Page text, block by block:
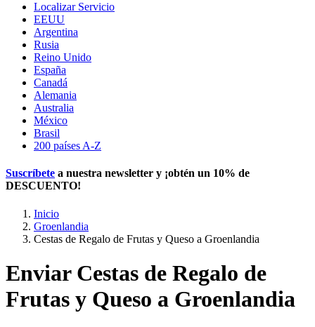
Localizar Servicio
EEUU
Argentina
Rusia
Reino Unido
España
Canadá
Alemania
Australia
México
Brasil
200 países A-Z
Suscríbete a nuestra newsletter y ¡obtén un 10% de
DESCUENTO!
Inicio
Groenlandia
Cestas de Regalo de Frutas y Queso a Groenlandia
Enviar Cestas de Regalo de
Frutas y Queso a Groenlandia